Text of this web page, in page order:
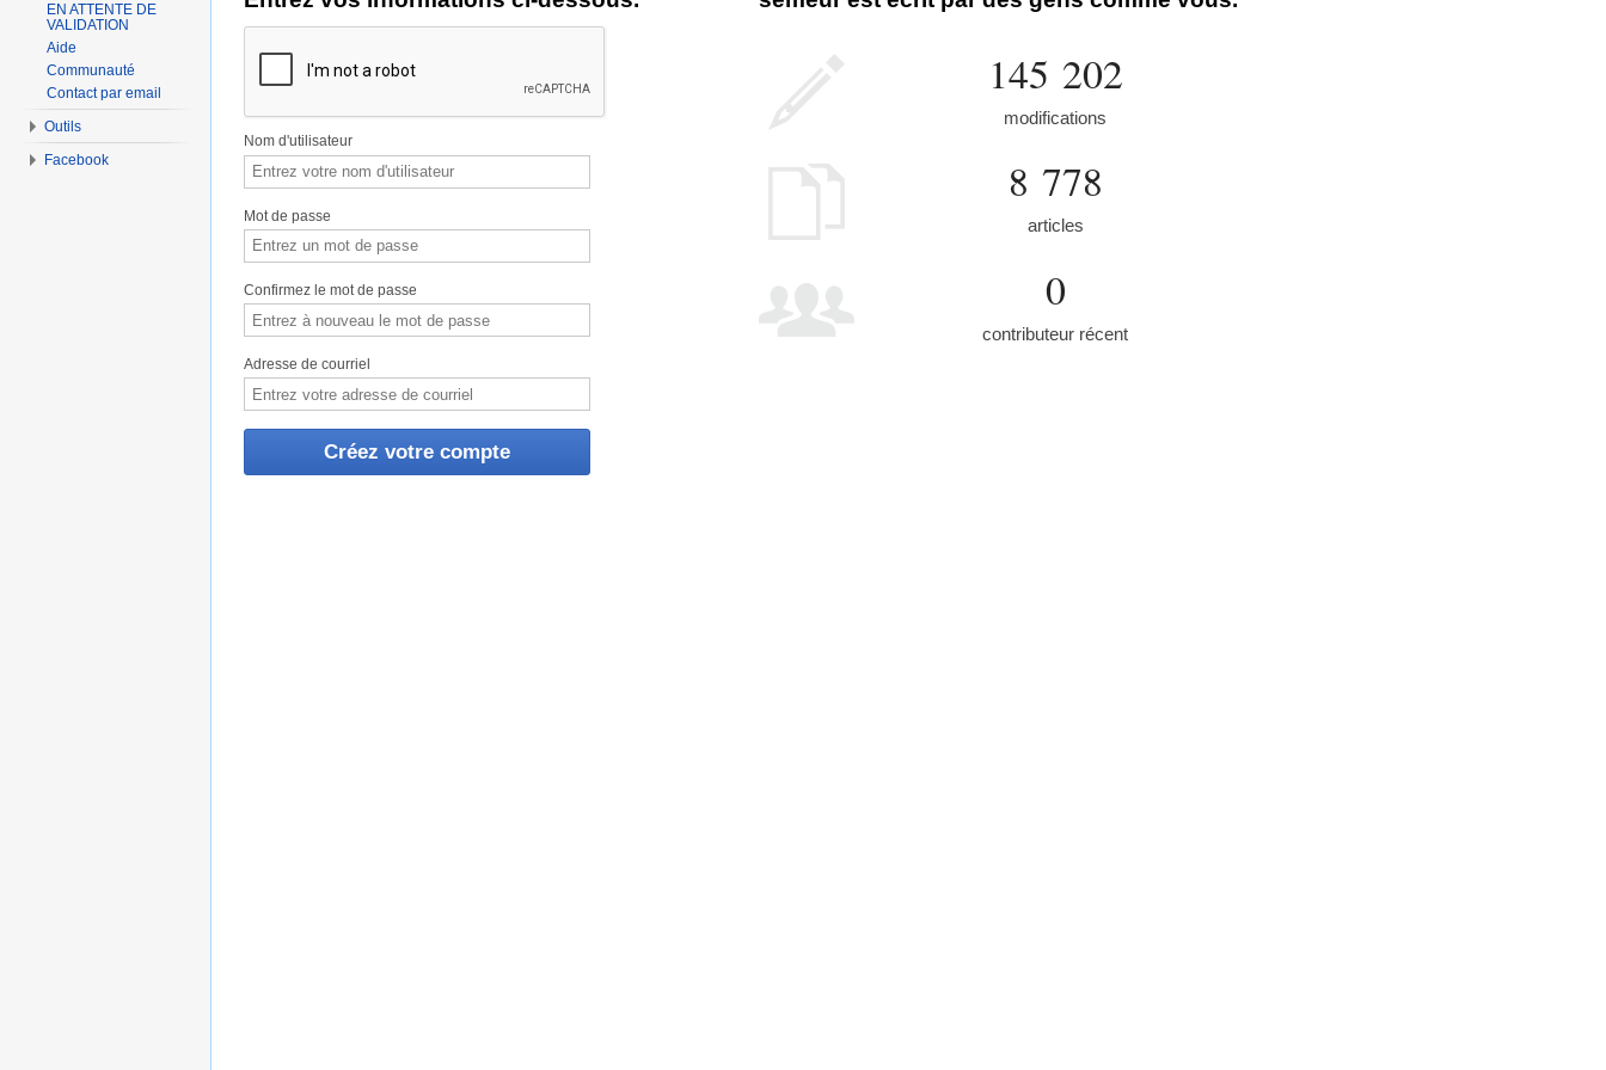
Nom d'utilisateur
Mot de passe
Confirmez le mot de passe
Adresse de courriel
145 202
modifications
8 778
articles
0
contributeur récent
EN ATTENTE DE
VALIDATION
Aide
Communauté
Contact par email
Outils
Facebook